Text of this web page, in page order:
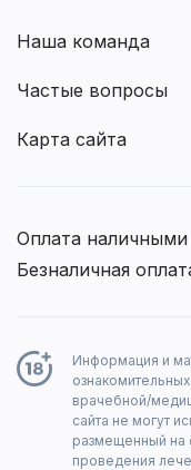
Наша команда
Частые вопросы
Карта сайта
Оплата наличными
Безналичная
Информация и
врачебной/
сайта не могут
размещенный на
проведения